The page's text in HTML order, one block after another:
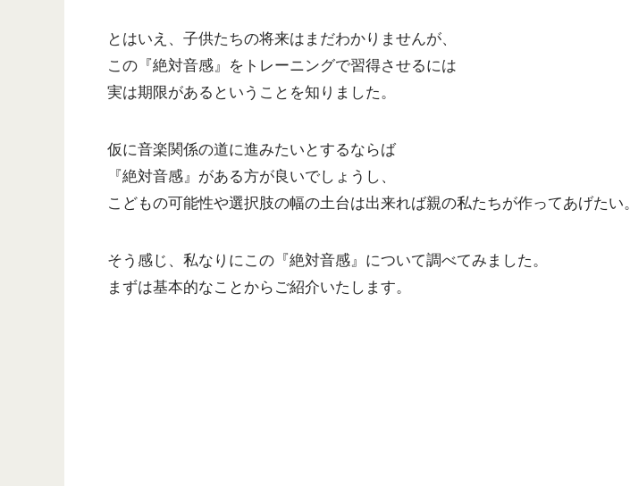
とはいえ、子供たちの将来はまだわかりませんが、
この『絶対音感』をトレーニングで習得させるには
実は期限があるということを知りました。
仮に音楽関係の道に進みたいとするならば
『絶対音感』がある方が良いでしょうし、
こどもの可能性や選択肢の幅の土台は出来れば親の私たちが作ってあげたい。
そう感じ、私なりにこの『絶対音感』について調べてみました。
まずは基本的なことからご紹介いたします。